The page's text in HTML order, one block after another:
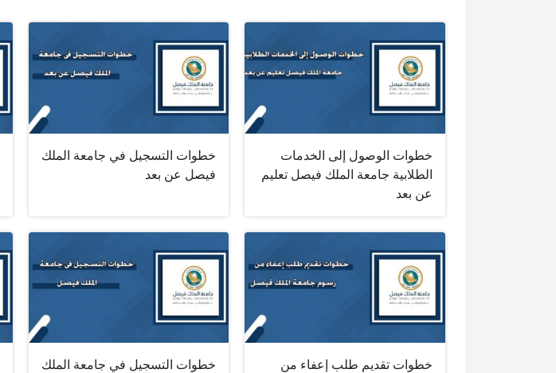
خطوات الوصول إلى الخدمات
الطلابية جامعة الملك فيصل تعليم
عن بعد
خطوات التسجيل في جامعة الملك
فيصل عن بعد
خطوات تقديم طلب إعفاء من
خطوات التسجيل في جامعة الملك